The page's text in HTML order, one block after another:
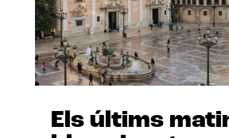
Els últims